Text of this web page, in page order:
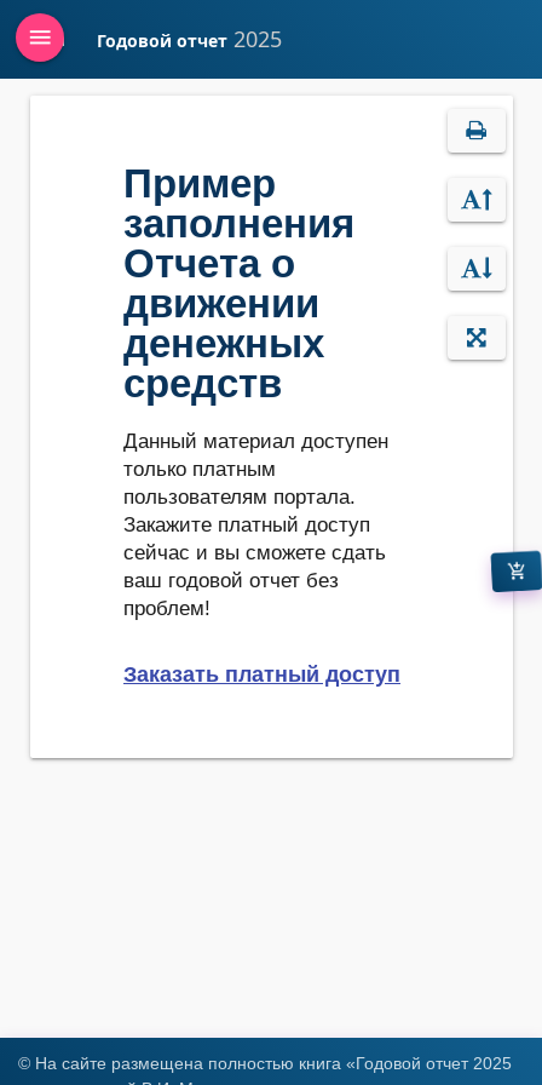
Войти Годовой отчет 2025
menu
Пример
заполнения
Отчета о
движении
денежных
средств
Данный материал доступен
только платным
пользователям портала.
Закажите платный доступ
сейчас и вы сможете сдать
ваш годовой отчет без
проблем!
Заказать платный доступ
add_shopping_cart
© На сайте размещена полностью книга «Годовой отчет 2025